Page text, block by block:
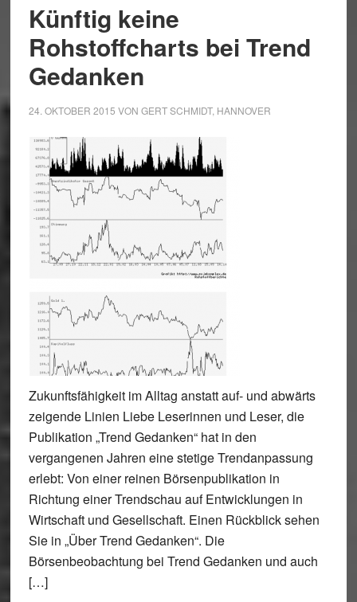
Künftig keine
Rohstoffcharts bei Trend
Gedanken
24. OKTOBER 2015 VON GERT SCHMIDT, HANNOVER
Zukunftsfähigkeit im Alltag anstatt auf- und abwärts
zeigende Linien Liebe Leserinnen und Leser, die
Publikation „Trend Gedanken“ hat in den
vergangenen Jahren eine stetige Trendanpassung
erlebt: Von einer reinen Börsenpublikation in
Richtung einer Trendschau auf Entwicklungen in
Wirtschaft und Gesellschaft. Einen Rückblick sehen
Sie in „Über Trend Gedanken“. Die
Börsenbeobachtung bei Trend Gedanken und auch
[…]